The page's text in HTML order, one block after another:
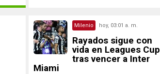
Milenio hoy, 03:01 a. m.
Rayados sigue con
vida en Leagues Cup
tras vencer a Inter
Miami